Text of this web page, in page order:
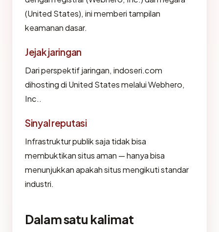
(United States), ini memberi tampilan
keamanan dasar.
Jejak jaringan
Dari perspektif jaringan, indoseri.com
dihosting di United States melalui Webhero,
Inc..
Sinyal reputasi
Infrastruktur publik saja tidak bisa
membuktikan situs aman — hanya bisa
menunjukkan apakah situs mengikuti standar
industri.
Dalam satu kalimat